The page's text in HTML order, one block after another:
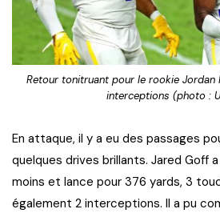
Retour tonitruant pour le rookie Jordan
interceptions (photo :
En attaque, il y a eu des passages
quelques drives brillants. Jared Goff
moins et lance pour 376 yards, 3
également 2 interceptions. Il a pu